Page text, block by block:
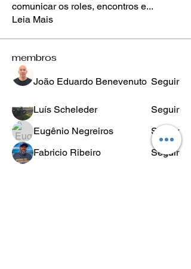
comunicar os roles, encontros e...
Leia Mais
membros
João Eduardo Benevenuto Seguir
Luís Scheleder
Seguir
Eugênio Negreiros
Seguir
Fabricio Ribeiro
Seguir